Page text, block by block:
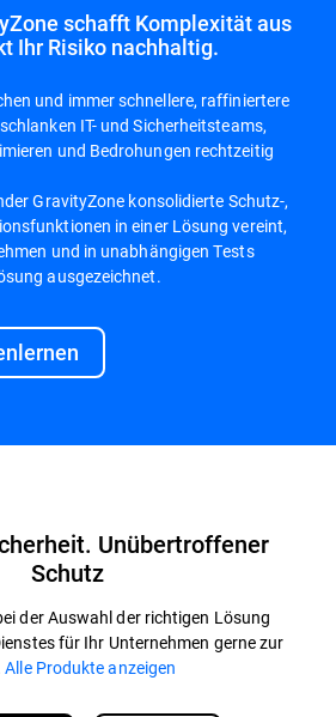
schafft Komplexität aus
Ihr Risiko nachhaltig.
und immer schnellere, raffiniertere
IT- und Sicherheitsteams,
und Bedrohungen rechtzeitig
GravityZone konsolidierte Schutz-,
in einer Lösung vereint,
und in unabhängigen Tests
ausgezeichnet.
Unübertroffener
Schutz
der Auswahl der richtigen Lösung
für Ihr Unternehmen gerne zur
Alle Produkte anzeigen